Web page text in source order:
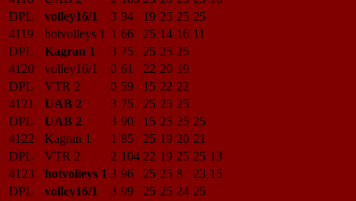
DPL
volley16/1 3 94 19 25 25 25
4119
hotvolleys 1 1 66 25 14 16 11
DPL
Kagran 1 3 75 25 25 25
4120
volley16/1 0 61 22 20 19
DPL
VTR 2 0 59 15 22 22
4121
UAB 2 3 75 25 25 25
DPL
UAB 2 3 90 15 25 25 25
4122
Kagran 1 1 85 25 19 20 21
DPL
VTR 2 2 104 22 19 25 25 13
4123
hotvolleys 1 3 96 25 25 8 23 15
DPL
volley16/1 3 99 25 25 24 25